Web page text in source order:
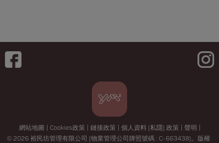
網站地圖 Cookies政策 鏈接政策 個人資料 (私隱) 政策 聲明
© 2026 裕民坊管理有限公司 (物業管理公司牌照號碼 : C-663438)。版權